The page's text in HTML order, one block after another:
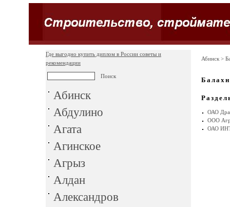
Где выгодно купить диплом в России советы и
рекомендации
Абинск
Абдулино
Агата
Агинское
Агрыз
Алдан
Александров
Абинск >
ОАО
ООО
ОАО